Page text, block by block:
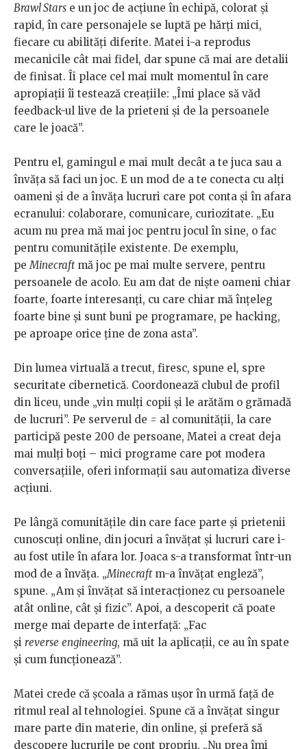
Brawl Stars e un joc de acțiune în echipă, colorat și
rapid, în care personajele se luptă pe hărți mici,
fiecare cu abilități diferite. Matei i-a reprodus
mecanicile cât mai fidel, dar spune că mai are detalii
de finisat. Îi place cel mai mult momentul în care
apropiații îi testează creațiile: „Îmi place să văd
feedback-ul live de la prieteni și de la persoanele
care le joacă”.
Pentru el, gamingul e mai mult decât a te juca sau a
învăța să faci un joc. E un mod de a te conecta cu alți
oameni și de a învăța lucruri care pot conta și în afara
ecranului: colaborare, comunicare, curiozitate. „Eu
acum nu prea mă mai joc pentru jocul în sine, o fac
pentru comunitățile existente. De exemplu,
peMinecraftmă joc pe mai multe servere, pentru
persoanele de acolo. Eu am dat de niște oameni chiar
foarte, foarte interesanți, cu care chiar mă înțeleg
foarte bine și sunt buni pe programare, pe hacking,
pe aproape orice ține de zona asta”.
Din lumea virtuală a trecut, firesc, spune el, spre
securitate cibernetică. Coordonează clubul de profil
din liceu, unde „vin mulți copii și le arătăm o grămadă
de lucruri”. Pe serverul de = al comunității, la care
participă peste 200 de persoane, Matei a creat deja
mai mulți boți – mici programe care pot modera
conversațiile, oferi informații sau automatiza diverse
acțiuni.
Pe lângă comunitățile din care face parte și prietenii
cunoscuți online, din jocuri a învățat și lucruri care i-
au fost utile în afara lor. Joaca s-a transformat într-un
mod de a învăța. „Minecraftm-a învățat engleză”,
spune. „Am și învățat să interacționez cu persoanele
atât online, cât și fizic”. Apoi, a descoperit că poate
merge mai departe de interfață: „Fac
și reverse engineering, mă uit la aplicații, ce au în spate
și cum funcționează”.
Matei crede că școala a rămas ușor în urmă față de
ritmul real al tehnologiei. Spune că a învățat singur
mare parte din materie, din online, și preferă să
descopere lucrurile pe cont propriu. „Nu prea îmi